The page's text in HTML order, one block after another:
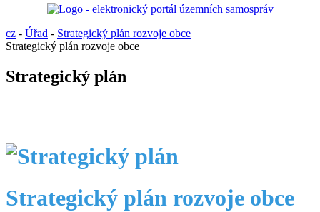
cz - Úřad - Strategický plán rozvoje obce
Strategický plán rozvoje obce
Strategický plán
Strategický plán rozvoje obce